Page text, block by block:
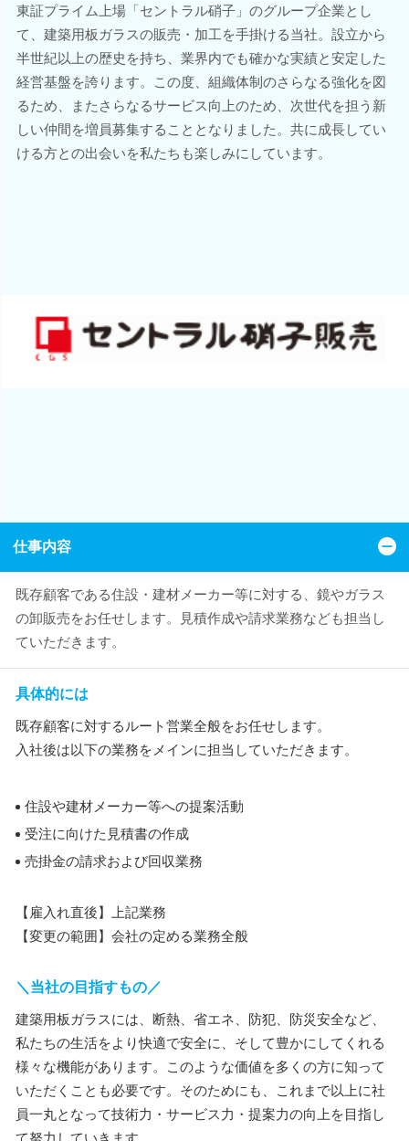
東証プライム上場「セントラル硝子」のグループ企業とし
て、建築用板ガラスの販売・加工を手掛ける当社。設立から
半世紀以上の歴史を持ち、業界内でも確かな実績と安定した
経営基盤を誇ります。この度、組織体制のさらなる強化を図
るため、またさらなるサービス向上のため、次世代を担う新
しい仲間を増員募集することとなりました。共に成長してい
ける方との出会いを私たちも楽しみにしています。
仕事内容
既存顧客である住設・建材メーカー等に対する、鏡やガラス
の卸販売をお任せします。見積作成や請求業務なども担当し
ていただきます。
具体的には
既存顧客に対するルート営業全般をお任せします。
入社後は以下の業務をメインに担当していただきます。
住設や建材メーカー等への提案活動
受注に向けた見積書の作成
売掛金の請求および回収業務
【雇入れ直後】上記業務
【変更の範囲】会社の定める業務全般
＼当社の目指すもの／
建築用板ガラスには、断熱、省エネ、防犯、防災安全など、
私たちの生活をより快適で安全に、そして豊かにしてくれる
様々な機能があります。このような価値を多くの方に知って
いただくことも必要です。そのためにも、これまで以上に社
員一丸となって技術力・サービス力・提案力の向上を目指し
て努力していきます。